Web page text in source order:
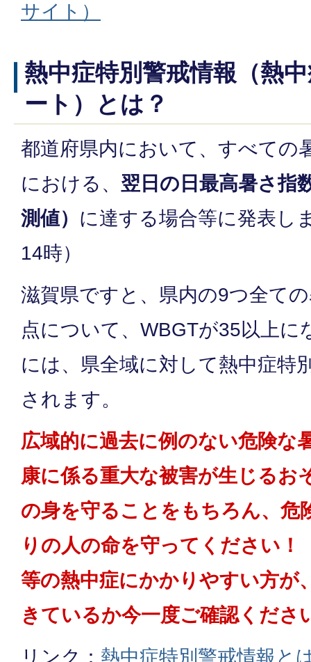
サイト）
熱中症特別警戒情報（熱
ート）とは？
都道府県内において、すべての
における、 翌日の日最高暑さ指
測値） に達する場合等に発表し
14時）
滋賀県ですと、県内の9つ全て
点について、WBGTが35以上に
には、県全域に対して熱中症特
されます。
広域的に過去に例のない危険な
康に係る重大な被害が生じるお
の身を守ることをもちろん、危
りの人の命を守ってください！
等の熱中症にかかりやすい方が
きているか今一度ご確認くださ
リンク： 熱中症特別警戒情報と